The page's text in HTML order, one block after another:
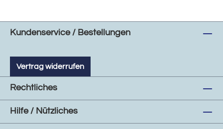
Kundenservice / Bestellungen
Vertrag widerrufen
Rechtliches
Hilfe / Nützliches